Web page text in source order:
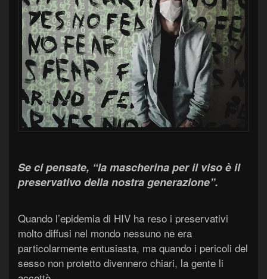
Se ci pensate, “la mascherina per il viso è il
preservativo della nostra generazione”.
Quando l’epidemia di HIV ha reso i preservativi
molto diffusi nel mondo nessuno ne era
particolarmente entusiasta, ma quando i pericoli del
sesso non protetto divennero chiari, la gente li